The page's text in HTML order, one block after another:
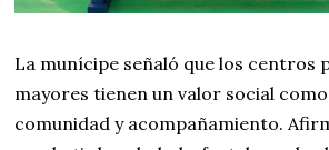
La munícipe señaló que los centros
mayores tienen un valor social
comunidad y acompañamiento.